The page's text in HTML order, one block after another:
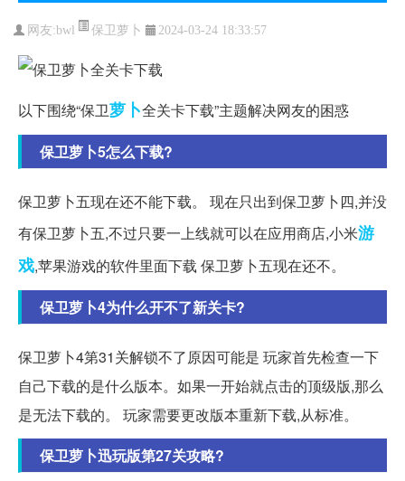
网友:bwl 保卫萝卜 2024-03-24 18:33:57
以下围绕“保卫萝卜全关卡下载”主题解决网友的困惑
保卫萝卜5怎么下载?
保卫萝卜五现在还不能下载。 现在只出到保卫萝卜四,并没
有保卫萝卜五,不过只要一上线就可以在应用商店,小米游
戏,苹果游戏的软件里面下载 保卫萝卜五现在还不。
保卫萝卜4为什么开不了新关卡?
保卫萝卜4第31关解锁不了原因可能是 玩家首先检查一下
自己下载的是什么版本。如果一开始就点击的顶级版,那么
是无法下载的。 玩家需要更改版本重新下载,从标准。
保卫萝卜迅玩版第27关攻略?